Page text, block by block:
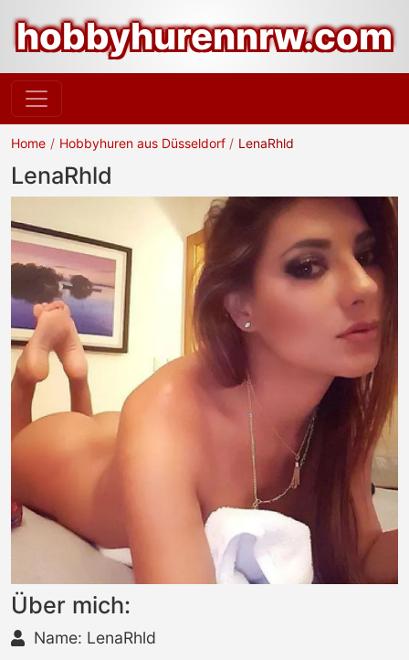
hobbyhurennrw.com
Home Hobbyhuren aus Düsseldorf LenaRhld
LenaRhld
Über mich:
Name: LenaRhld